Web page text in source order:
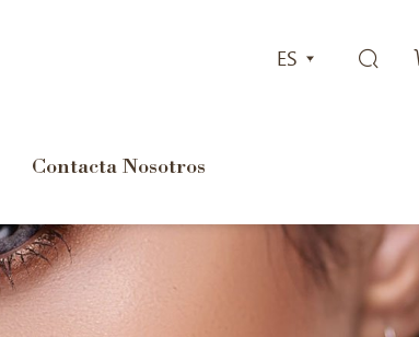
ES
Contacta Nosotros